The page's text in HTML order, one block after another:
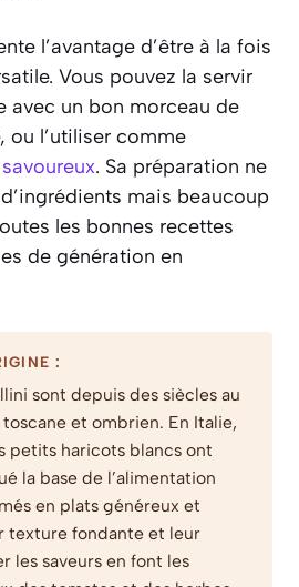
l’avantage d’être à la fois
Vous pouvez la servir
avec un bon morceau de
ou l’utiliser comme
. Sa préparation ne
mais beaucoup
les bonnes recettes
de génération en
:
sont depuis des siècles au
et ombrien. En Italie,
petits haricots blancs ont
la base de l’alimentation
en plats généreux et
texture fondante et leur
les saveurs en font les